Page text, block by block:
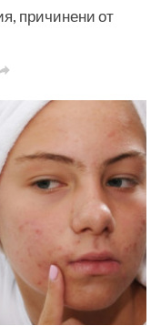
причинени от